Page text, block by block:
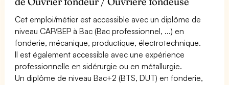
Cet emploi/métier est accessible avec un diplôme de
niveau CAP/BEP à Bac (Bac professionnel, ...) en
fonderie, mécanique, productique, électrotechnique.
Il est également accessible avec une expérience
professionnelle en sidérurgie ou en métallurgie.
Un diplôme de niveau Bac+2 (BTS, DUT) en fonderie,